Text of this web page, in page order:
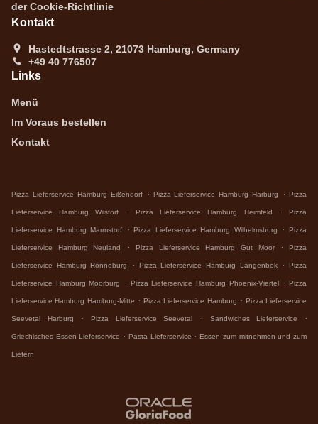
der Cookie-Richtlinie
Kontakt
Hastedtstrasse 2, 21073 Hamburg, Germany
+49 40 776507
Links
Menü
Im Voraus bestellen
Kontakt
Pizza Lieferservice Hamburg Eißendorf . Pizza Lieferservice Hamburg Harburg . Pizza
Lieferservice Hamburg Wilstorf . Pizza Lieferservice Hamburg Heimfeld . Pizza
Lieferservice Hamburg Marmstorf . Pizza Lieferservice Hamburg Wilhelmsburg . Pizza
Lieferservice Hamburg Neuland . Pizza Lieferservice Hamburg Gut Moor . Pizza
Lieferservice Hamburg Rönneburg . Pizza Lieferservice Hamburg Langenbek . Pizza
Lieferservice Hamburg Moorburg . Pizza Lieferservice Hamburg Phoenix-Viertel . Pizza
Lieferservice Hamburg Hamburg-Mitte . Pizza Lieferservice Hamburg . Pizza Lieferservice
Seevetal Harburg . Pizza Lieferservice Seevetal . Sandwiches Lieferservice .
Griechisches Essen Lieferservice . Pasta Lieferservice . Essen zum mitnehmen und zum
Liefern